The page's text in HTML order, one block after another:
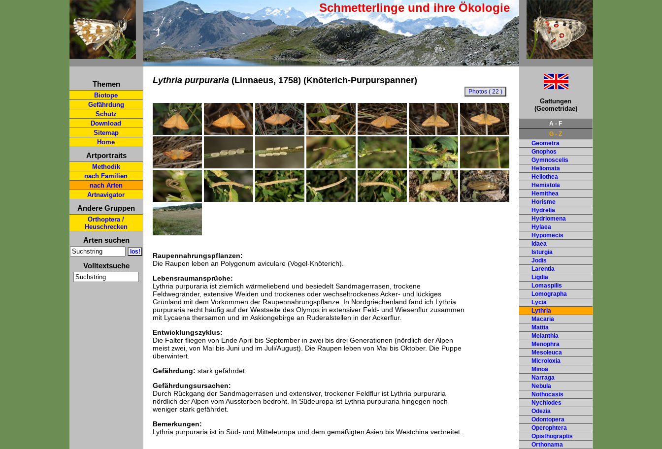
Schmetterlinge und ihre Ökologie
Themen
Biotope
Gefährdung
Schutz
Download
Sitemap
Home
Artportraits
Methodik
nach Familien
nach Arten
Artnavigator
Andere Gruppen
Orthoptera /
Heuschrecken
Arten suchen
Volltextsuche
Lythria purpuraria(Linnaeus, 1758) (Knöterich-Purpurspanner)
Raupennahrungspflanzen:
Die Raupen leben an Polygonum aviculare (Vogel-Knöterich).
Lebensraumansprüche:
Lythria purpuraria ist ziemlich wärmeliebend und besiedelt Sandmagerrasen, trockene
Feldwegränder, extensive Weiden und trockenes oder wechseltrockenes Acker- und lückiges
Grünland mit dem Vorkommen der Raupennahrungspflanze. In Nordgriechenland fand ich Lythria
purpuraria recht häufig auf der Westseite des Olymps in extensiver Feld- und Wiesenflur zusammen
mit Lycaena thersamon und im Askiongebirge an Ruderalstellen in der Ackerflur.
Entwicklungszyklus:
Die Falter fliegen von Ende April bis September in zwei bis drei Generationen (nördlich der Alpen
meist zwei, von Mai bis Juni und im Juli/August). Die Raupen leben von Mai bis Oktober. Die Puppe
überwintert.
Gefährdung: stark gefährdet
Gefährdungsursachen:
Durch Rückgang der Sandmagerrasen und extensiver, trockener Feldflur ist Lythria purpuraria
nördlich der Alpen vom Aussterben bedroht. In Südeuropa ist Lythria purpuraria hingegen noch
weniger stark gefährdet.
Bemerkungen:
Lythria purpuraria ist in Süd- und Mitteleuropa und dem gemäßigten Asien bis Westchina verbreitet.
Gattungen
(Geometridae)
A - F
G - Z
Geometra
Gnophos
Gymnoscelis
Heliomata
Heliothea
Hemistola
Hemithea
Horisme
Hydrelia
Hydriomena
Hylaea
Hypomecis
Idaea
Isturgia
Jodis
Larentia
Ligdia
Lomaspilis
Lomographa
Lycia
Lythria
Macaria
Mattia
Melanthia
Menophra
Mesoleuca
Microloxia
Minoa
Narraga
Nebula
Nothocasis
Nychiodes
Odezia
Odontopera
Operophtera
Opisthograptis
Orthonama